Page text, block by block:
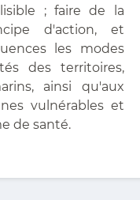
; faire de la
d'action, et
les modes
des territoires,
ainsi qu'aux
vulnérables et
de santé.